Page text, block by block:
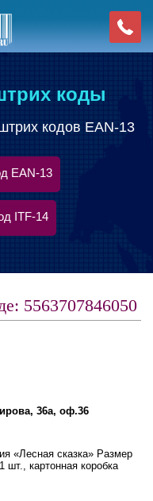
коды
кодов EAN-13
EAN-13
ITF-14
5563707846050
36а, оф.36
«Лесная сказка» Размер
шт., картонная коробка